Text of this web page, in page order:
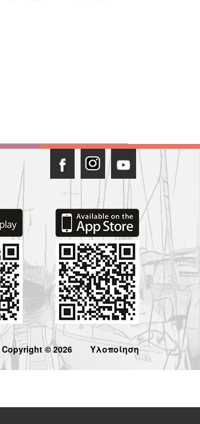
Copyright © 2026 Υλοποίηση